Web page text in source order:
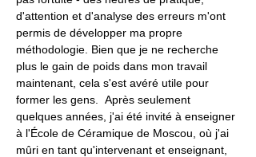
d'attention et d'analyse des erreurs m'ont
permis de développer ma propre
méthodologie. Bien que je ne recherche
plus le gain de poids dans mon travail
maintenant, cela s'est avéré utile pour
former les gens.  Après seulement
quelques années, j'ai été invité à enseigner
à l'École de Céramique de Moscou, où j'ai
mûri en tant qu'intervenant et enseignant,